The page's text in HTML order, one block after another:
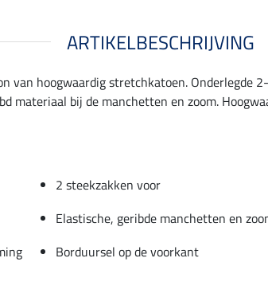
ARTIKELBESCHRIJVING
van hoogwaardig stretchkatoen. Onderlegde
materiaal bij de manchetten en zoom.
2 steekzakken voor
Elastische, geribde manchetten en
Borduursel op de voorkant